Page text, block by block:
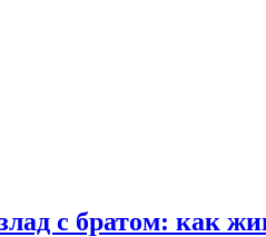
с братом: как